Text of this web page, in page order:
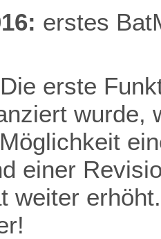
erstes
erste
wurde,
einer
weiter